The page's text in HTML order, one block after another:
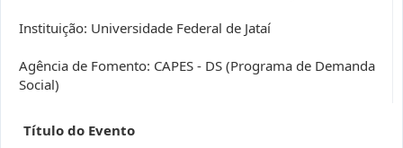
Instituição: Universidade Federal de Jataí
Agência de Fomento: CAPES - DS (Programa de Demanda
Social)
Título do Evento